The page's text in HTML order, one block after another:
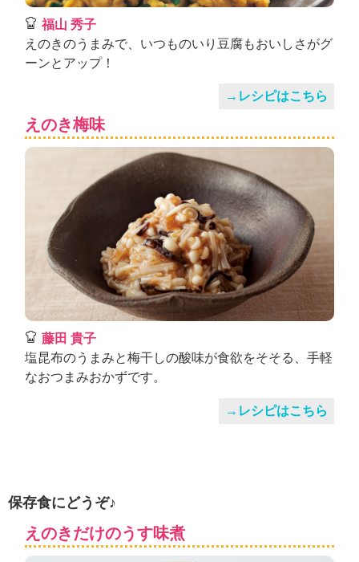
福山 秀子
えのきのうまみで、いつものいり豆腐もおいしさがグ
ーンとアップ！
→レシピはこちら
えのき梅味
藤田 貴子
塩昆布のうまみと梅干しの酸味が食欲をそそる、手軽
なおつまみおかずです。
→レシピはこちら
保存食にどうぞ♪
えのきだけのうす味煮